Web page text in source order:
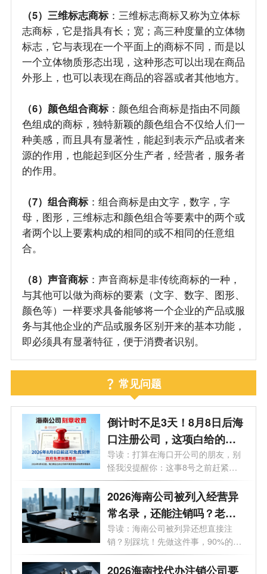
（5）三维标志商标：三维标志商标又称为立体标
志商标，它是指具有长；宽；高三种度量的立体物
标志，它与表现在一个平面上的商标不同，而是以
一个立体物质形态出现，这种形态可以出现在商品
外形上，也可以表现在商品的容器或者其他地方。
（6）颜色组合商标：颜色组合商标是指由不同颜
色组成的商标，独特新颖的颜色组合不仅给人们一
种美感，而且具有显著性，能起到表示产品或者来
源的作用，也能起到区分生产者，经营者，服务者
的作用。
（7）组合商标：组合商标是由文字，数字，字
母，图形，三维标志和颜色组合等要素中的两个或
者两个以上要素构成的相同的或不相同的任意组
合。
（8）声音商标：声音商标是非传统商标的一种，
与其他可以做为商标的要素（文字、数字、图形、
颜色等）一样要求具备能够将一个企业的产品或服
务与其他企业的产品或服务区别开来的基本功能，
即必须具有显著特征，便于消费者识别。
常见问题
倒计时不足3天！8月8日后海
口注册公司，这项白给的福
利永远没了
导读：打算在海口开公司的朋友，别
怪我没提醒你：这事8号之前赶紧
办！倒...
2026海南公司被列入经营异
常名录，还能注销吗？老板
必看的自救指南！
导读：海南公司被列异还想直接注
销？别踩坑！先做这件事，90%的老
板都不知...
2026海南找代办注销公司要